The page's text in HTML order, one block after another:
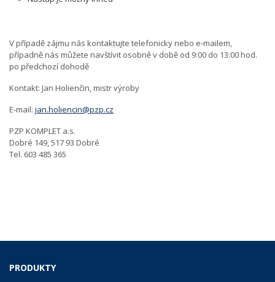
V případě zájmu nás kontaktujte telefonicky nebo e-mailem,
případně nás můžete navštívit osobně v době od 9:00 do 13:00 hod.
po předchozí dohodě
Kontakt: Jan Holienčin, mistr výroby
E-mail: jan.holiencin@pzp.cz
PZP KOMPLET a.s.
Dobré 149, 517 93 Dobré
Tel. 603 485 365
PRODUKTY